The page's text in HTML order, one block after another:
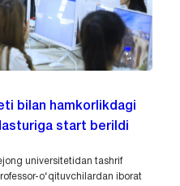
bilan hamkorlikdagi
start berildi
universitetidan tashrif
o‘qituvchilardan iborat